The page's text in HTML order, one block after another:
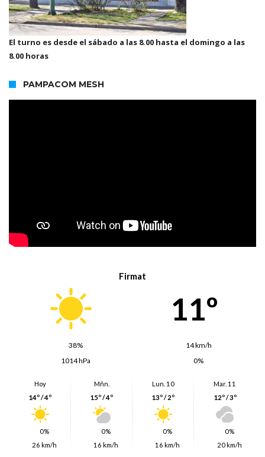
El turno es desde el sábado a las 8.00 hasta el domingo a las
8.00 horas
PAMPACOM MESH
Firmat
11º
38%
14 km/h
1014 hPa
0%
Hoy
14º / 4º
0%
26 km/h
Mñn.
15º / 4º
0%
16 km/h
Lun. 10
13º / 2º
0%
16 km/h
Mar. 11
12º / 3º
0%
20 km/h